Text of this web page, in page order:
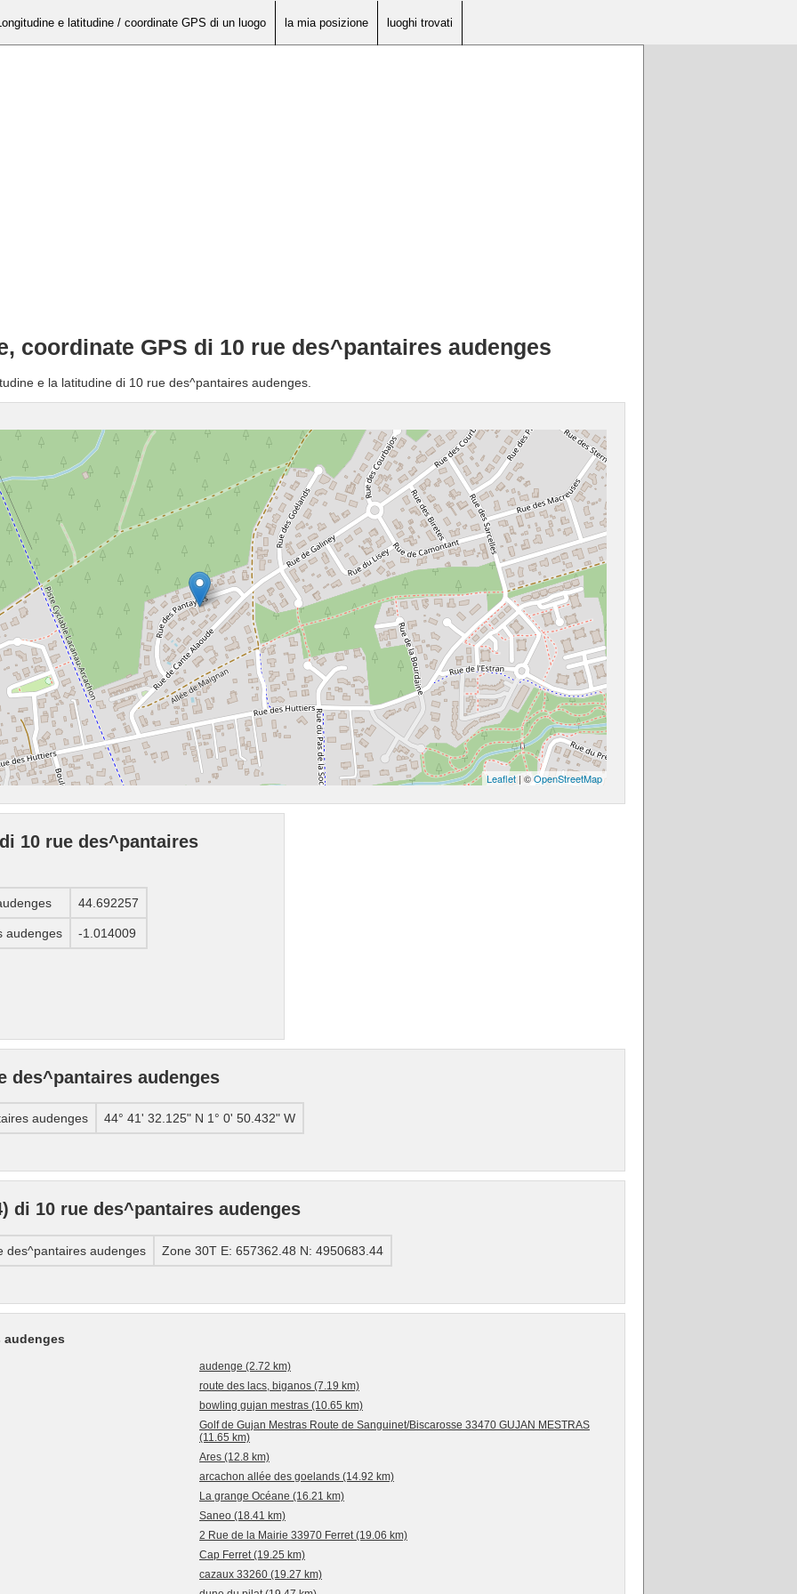
e latitudine / coordinate GPS di un luogo la mia posizione luoghi trovati
coordinate GPS di 10 rue des^pantaires audenges
e la latitudine di 10 rue des^pantaires audenges.
Leaflet | ©OpenStreetMap
10 rue des^pantaires
44.692257
audenges -1.014009
des^pantaires audenges
audenges 44° 41' 32.125" N 1° 0' 50.432" W
di 10 rue des^pantaires audenges
des^pantaires audenges Zone 30T E: 657362.48 N: 4950683.44
audenges
audenge (2.72 km)
route des lacs, biganos (7.19 km)
bowling gujan mestras (10.65 km)
Golf de Gujan Mestras Route de Sanguinet/Biscarosse 33470 GUJAN MESTRAS
(11.65 km)
Ares (12.8 km)
arcachon allée des goelands (14.92 km)
La grange Océane (16.21 km)
Saneo (18.41 km)
2 Rue de la Mairie 33970 Ferret (19.06 km)
Cap Ferret (19.25 km)
cazaux 33260 (19.27 km)